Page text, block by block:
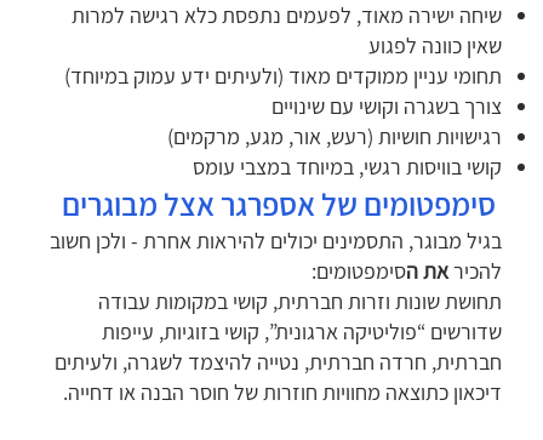
שיחה ישירה מאוד, לפעמים נתפסת כלא רגישה למרות
שאין כוונה לפגוע
תחומי עניין ממוקדים מאוד (ולעיתים ידע עמוק במיוחד)
צורך בשגרה וקושי עם שינויים
רגישויות חושיות (רעש, אור, מגע, מרקמים)
קושי בוויסות רגשי, במיוחד במצבי עומס
סימפטומים של אספרגר אצל מבוגרים
בגיל מבוגר, התסמינים יכולים להיראות אחרת - ולכן חשוב
להכיראת הסימפטומים:
תחושת שונות וזרות חברתית, קושי במקומות עבודה
שדורשים “פוליטיקה ארגונית”, קושי בזוגיות, עייפות
חברתית, חרדה חברתית, נטייה להיצמד לשגרה, ולעיתים
דיכאון כתוצאה מחוויות חוזרות של חוסר הבנה או דחייה.